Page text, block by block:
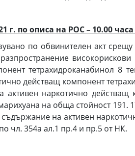
г. по описа на РОС – 10.00
по обвинителен акт
тетрахидроканабинол 8
действащ компонент
активен наркотично действащ
на обща стойност 191.
на активен
чл. 354а ал.1 пр.4 и пр.5 от НК.